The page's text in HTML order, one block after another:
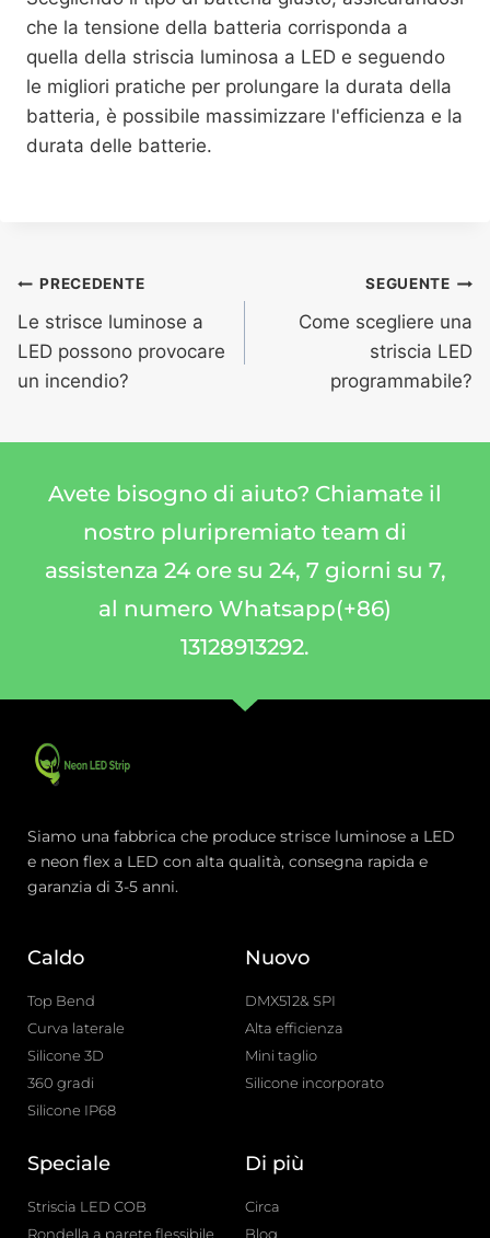
che la tensione della batteria corrisponda a
quella della striscia luminosa a LED e seguendo
le migliori pratiche per prolungare la durata della
batteria, è possibile massimizzare l'efficienza e la
durata delle batterie.
PRECEDENTE
Le strisce luminose a
LED possono provocare
un incendio?
SEGUENTE
Come scegliere una
striscia LED
programmabile?
Avete bisogno di aiuto? Chiamate il
nostro pluripremiato team di
assistenza 24 ore su 24, 7 giorni su 7,
al numero Whatsapp(+86)
13128913292.
Siamo una fabbrica che produce strisce luminose a LED
e neon flex a LED con alta qualità, consegna rapida e
garanzia di 3-5 anni.
Caldo
Top Bend
Curva laterale
Silicone 3D
360 gradi
Silicone IP68
Nuovo
DMX512& SPI
Alta efficienza
Mini taglio
Silicone incorporato
Speciale
Striscia LED COB
Rondella a parete flessibile
Di più
Circa
Blog